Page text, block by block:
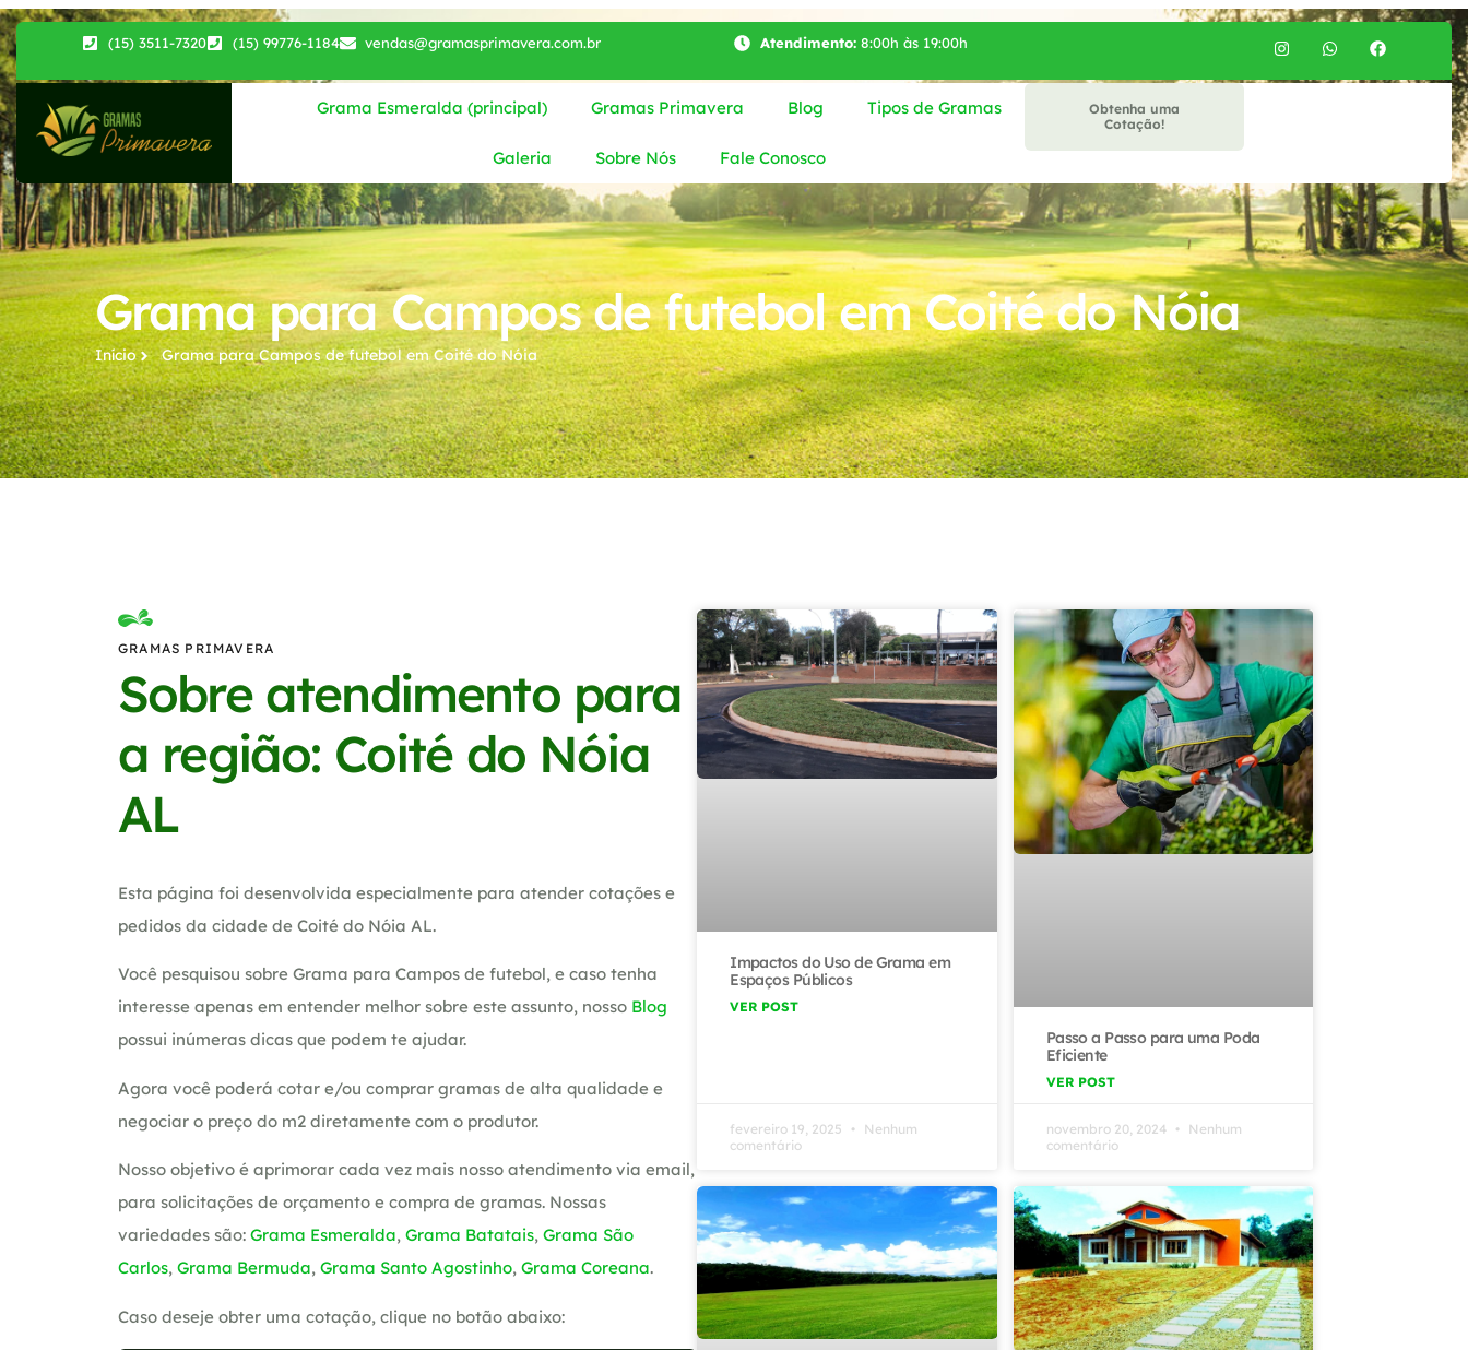
(15) 3511-7320 (15) 99776-1184 vendas@gramasprimavera.com.br Atendimento:8:00h às 19:00h
Grama Esmeralda (principal) Gramas Primavera Blog Tipos de Gramas
Galeria Sobre Nós Fale Conosco
Obtenha uma
Cotação!
Grama para Campos de futebol em Coité do Nóia
Início Grama para Campos de futebol​ em Coité do Nóia
GRAMAS PRIMAVERA
Sobre atendimento para
a região: Coité do Nóia
AL
Esta página foi desenvolvida especialmente para atender cotações e
pedidos da cidade de Coité do Nóia AL.
Você pesquisou sobre Grama para Campos de futebol, e caso tenha
interesse apenas em entender melhor sobre este assunto, nosso Blog
possui inúmeras dicas que podem te ajudar.
Agora você poderá cotar e/ou comprar gramas de alta qualidade e
negociar o preço do m2 diretamente com o produtor.
Nosso objetivo é aprimorar cada vez mais nosso atendimento via email,
para solicitações de orçamento e compra de gramas. Nossas
variedades são: Grama Esmeralda, Grama Batatais, Grama São
Carlos, Grama Bermuda, Grama Santo Agostinho, Grama Coreana.
Caso deseje obter uma cotação, clique no botão abaixo:
Impactos do Uso de Grama em
Espaços Públicos
VER POST
fevereiro 19, 2025
Nenhum
comentário
Passo a Passo para uma Poda
Eficiente
VER POST
novembro 20, 2024
Nenhum
comentário